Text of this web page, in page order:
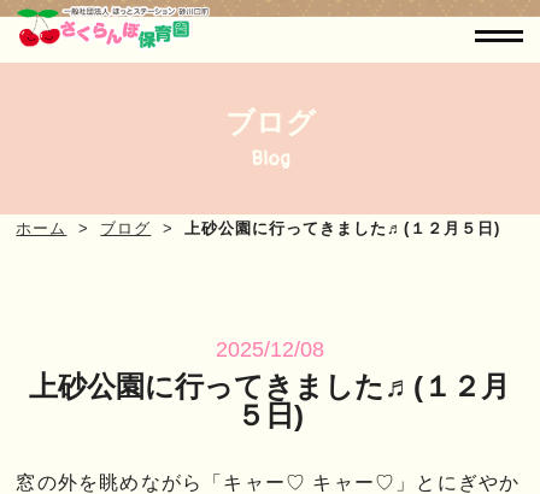
ブログ
Blog
ホーム ブログ 上砂公園に行ってきました♬(１２月５日)
2025/12/08
上砂公園に行ってきました♬(１２月
５日)
窓の外を眺めながら「キャー♡ キャー♡」とにぎやか